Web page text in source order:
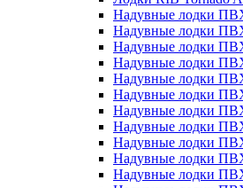
Надувные лодки
Надувные лодки
Надувные лодки
Надувные лодки
Надувные лодки
Надувные лодки
Надувные лодки
Надувные лодки
Надувные лодки
Надувные лодки
Надувные лодки